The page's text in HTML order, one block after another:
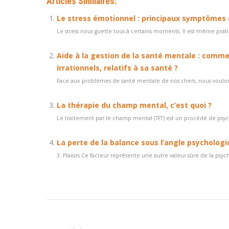
Le stress émotionnel : principaux
Le stress nous guette tous à certains moments. Il est même
Aide à la gestion de la santé mentale :
irrationnels, relatifs à sa santé ?
Face aux problèmes de santé mentale de nos chers, nous
La thérapie du champ mental, c’est quoi ?
Le traitement par le champ mental (TFT) est un procédé de
La perte de la balance sous l’angle
3. Plaisirs Ce facteur représente une autre valeur sûre de la